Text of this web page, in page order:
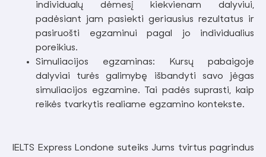
individualų dėmesį kiekvienam dalyviui,
padėsiant jam pasiekti geriausius rezultatus ir
pasiruošti egzaminui pagal jo individualius
poreikius.
Simuliacijos egzaminas: Kursų pabaigoje
dalyviai turės galimybę išbandyti savo jėgas
simuliacijos egzamine. Tai padės suprasti, kaip
reikės tvarkytis realiame egzamino kontekste.
IELTS Express Londone suteiks Jums tvirtus pagrindus